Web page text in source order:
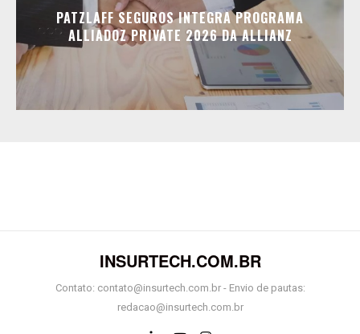
PATZLAFF SEGUROS INTEGRA PROGRAMA
ALLIADOZ PRIVATE 2026 DA ALLIANZ
INSURTECH.COM.BR
Contato: contato@insurtech.com.br - Envio de pautas:
redacao@insurtech.com.br